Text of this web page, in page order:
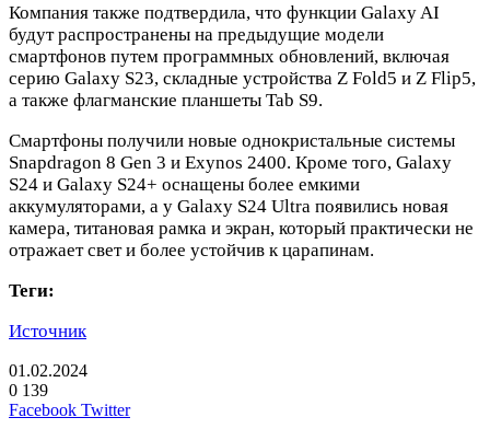
Компания также подтвердила, что функции Galaxy AI
будут распространены на предыдущие модели
смартфонов путем программных обновлений, включая
серию Galaxy S23, складные устройства Z Fold5 и Z Flip5,
а также флагманские планшеты Tab S9.
Смартфоны получили новые однокристальные системы
Snapdragon 8 Gen 3 и Exynos 2400. Кроме того, Galaxy
S24 и Galaxy S24+ оснащены более емкими
аккумуляторами, а у Galaxy S24 Ultra появились новая
камера, титановая рамка и экран, который практически не
отражает свет и более устойчив к царапинам.
Теги:
Источник
01.02.2024
0 139
Facebook TwitterLinkedIn
Pinterest
Вконтакте
Одноклассники
Skype
WhatsApp
Telegram
Viber